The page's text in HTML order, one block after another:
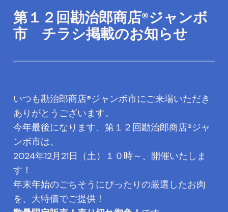
第１２回勘治郎商店®ジャンボ
市 チラシ掲載のお知らせ
いつも勘治郎商店®ジャンボ市にご来場いただき
ありがとうございます。
今年最後になります、第１２回勘治郎商店®ジャ
ンボ市は、
2024年12月21日（土）１０時～、開催いたしま
す！
年末年始のごちそうにぴったりの厳選したお肉
を、大特価でご提供！